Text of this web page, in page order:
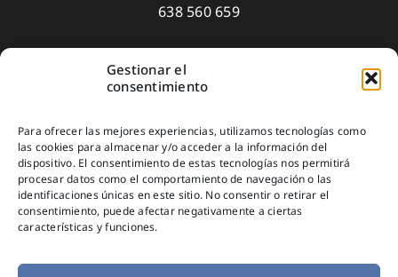
Gestionar el
consentimiento
Para ofrecer las mejores experiencias, utilizamos tecnologías como
las cookies para almacenar y/o acceder a la información del
dispositivo. El consentimiento de estas tecnologías nos permitirá
procesar datos como el comportamiento de navegación o las
identificaciones únicas en este sitio. No consentir o retirar el
consentimiento, puede afectar negativamente a ciertas
características y funciones.
638 560 659
Aviso Legal
Política de Cookies
Suscríbete